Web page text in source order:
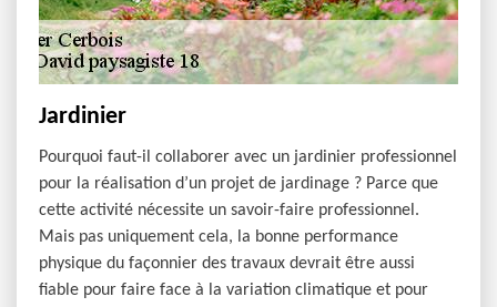
Jardinier
Pourquoi faut-il collaborer avec un jardinier professionnel
pour la réalisation d’un projet de jardinage ? Parce que
cette activité nécessite un savoir-faire professionnel.
Mais pas uniquement cela, la bonne performance
physique du façonnier des travaux devrait être aussi
fiable pour faire face à la variation climatique et pour